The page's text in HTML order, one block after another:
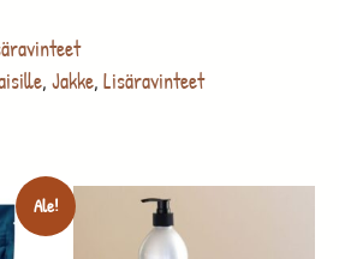
Ale!
, Jakke, Lisäravinteet